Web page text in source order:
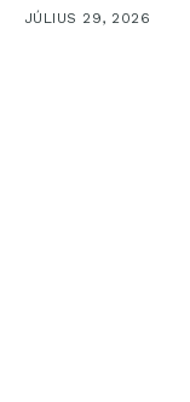
JÚLIUS 29, 2026